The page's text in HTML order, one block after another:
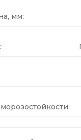
мм: